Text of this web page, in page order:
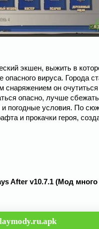
экшен, выжить в
вируса. Города
он
опасно, лучше
погодные условия. По
и прокачки героя,
After v10.7.1 (Мод